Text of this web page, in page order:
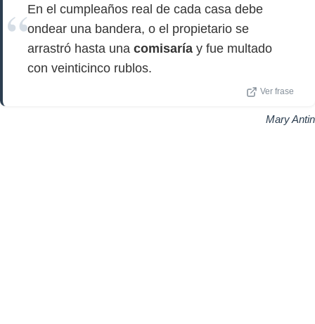
En el cumpleaños real de cada casa debe
ondear una bandera, o el propietario se
arrastró hasta una comisaría y fue multado
con veinticinco rublos.
Ver frase
Mary Antin